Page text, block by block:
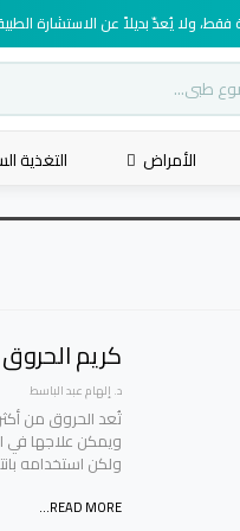
فقط، ولا يُعدّ بديلاً عن الاستشارة
الأمراض التغذية
كريم
د. إلهام عبد الباسط
تُعد الحروق من
ويمكن علاجها في
ولكن استخدامه
READ MORE...